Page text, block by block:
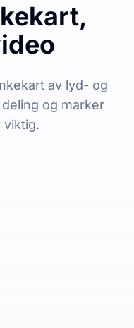
av lyd- og
og marker
viktig.